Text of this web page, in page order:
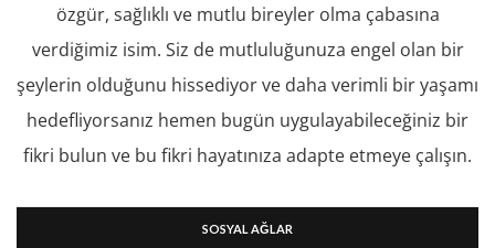
özgür, sağlıklı ve mutlu bireyler olma çabasına
verdiğimiz isim. Siz de mutluluğunuza engel olan bir
şeylerin olduğunu hissediyor ve daha verimli bir yaşamı
hedefliyorsanız hemen bugün uygulayabileceğiniz bir
fikri bulun ve bu fikri hayatınıza adapte etmeye çalışın.
SOSYAL AĞLAR